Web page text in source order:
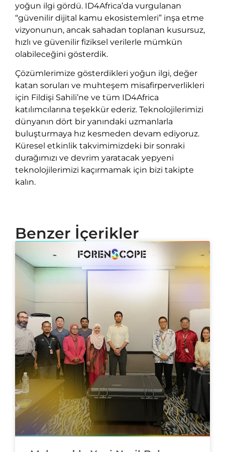
yoğun ilgi gördü. ID4Africa’da vurgulanan
“güvenilir dijital kamu ekosistemleri” inşa etme
vizyonunun, ancak sahadan toplanan kusursuz,
hızlı ve güvenilir fiziksel verilerle mümkün
olabileceğini gösterdik.
Çözümlerimize gösterdikleri yoğun ilgi, değer
katan soruları ve muhteşem misafirperverlikleri
için Fildişi Sahili’ne ve tüm ID4Africa
katılımcılarına teşekkür ederiz. Teknolojilerimizi
dünyanın dört bir yanındaki uzmanlarla
buluşturmaya hız kesmeden devam ediyoruz.
Küresel etkinlik takvimimizdeki bir sonraki
durağımızı ve devrim yaratacak yepyeni
teknolojilerimizi kaçırmamak için bizi takipte
kalın.
Benzer İçerikler